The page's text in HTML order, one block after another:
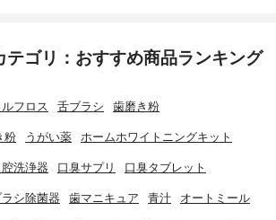
テゴリ：おすすめ商品ランキング
フロス 舌ブラシ 歯磨き粉
粉 うがい薬 ホームホワイトニングキット
腔洗浄器 口臭サプリ 口臭タブレット
シ除菌器 歯マニキュア 青汁 オートミール